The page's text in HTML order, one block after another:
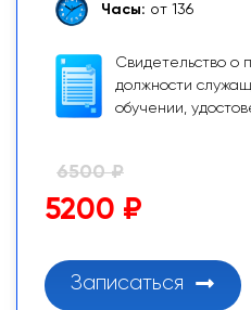
Часы: от 136
Свидетельство о
должности
обучении,
6500 ₽
5200 ₽
Записаться